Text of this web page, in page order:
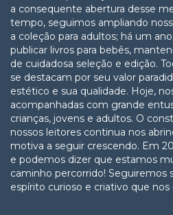
a consequente abertura desse
tempo, seguimos ampliando
a coleção para adultos; há um
publicar livros para bebês,
de cuidadosa seleção e edição.
se destacam por seu valor
estético e sua qualidade. Hoje,
acompanhadas com grande
crianças, jovens e adultos. O
nossos leitores continua nos
motiva a seguir crescendo. Em
e podemos dizer que estamos
caminho percorrido! Seguiremos
espírito curioso e criativo que